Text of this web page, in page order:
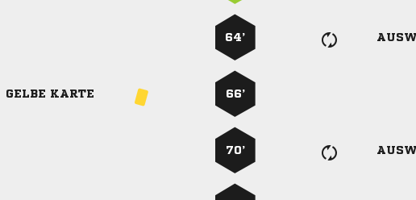
64’
GELBE KARTE 66’
70’